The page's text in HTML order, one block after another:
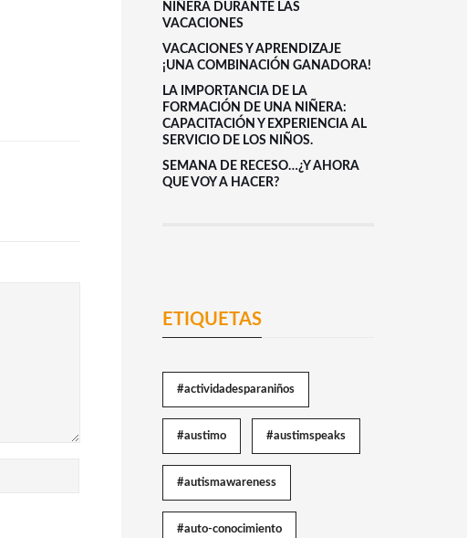
NIÑERA DURANTE LAS
VACACIONES
VACACIONES Y APRENDIZAJE
¡UNA COMBINACIÓN GANADORA!
LA IMPORTANCIA DE LA
FORMACIÓN DE UNA NIÑERA:
CAPACITACIÓN Y EXPERIENCIA AL
SERVICIO DE LOS NIÑOS.
SEMANA DE RECESO…¿Y AHORA
QUE VOY A HACER?
ETIQUETAS
#actividadesparaniños
#austimo #austimspeaks
#autismawareness
#auto-conocimiento